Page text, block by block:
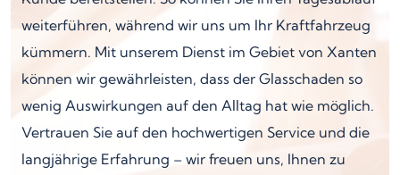
weiterführen, während wir uns um Ihr Kraftfahrzeug
kümmern. Mit unserem Dienst im Gebiet von Xanten
können wir gewährleisten, dass der Glasschaden so
wenig Auswirkungen auf den Alltag hat wie möglich.
Vertrauen Sie auf den hochwertigen Service und die
langjährige Erfahrung – wir freuen uns, Ihnen zu